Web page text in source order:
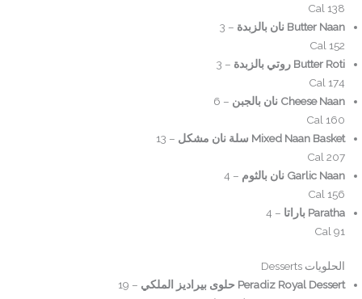
138 Cal
Butter Naan نان بالزبدة
– 3
152 Cal
Butter Roti روتي بالزبدة
– 3
174 Cal
Cheese Naan نان بالجبن
– 6
160 Cal
Mixed Naan Basket سلة نان مشكل
– 13
207 Cal
Garlic Naan نان بالثوم
– 4
156 Cal
Paratha باراتا
– 4
91 Cal
الحلويات Desserts
Peradiz Royal Dessert حلوى بيراديز الملكي
– 19